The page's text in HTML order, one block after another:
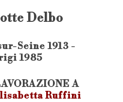
Delbo
Seine 1913 -
1985
A
Ruffini